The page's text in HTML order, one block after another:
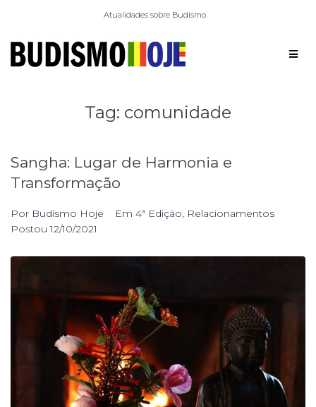
Atualidades sobre Budismo
Tag: comunidade
Sangha: Lugar de Harmonia e
Transformação
Por Budismo Hoje Em 4ª Edição, Relacionamentos
Postou12/10/2021